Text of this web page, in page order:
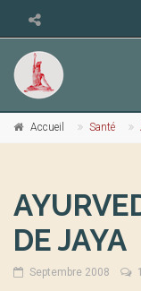
Accueil Santé
DE JAYA
Septembre 2008